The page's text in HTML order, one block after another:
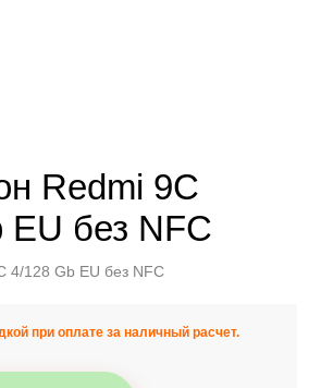
Redmi 9C
EU без NFC
4/128 Gb EU без NFC
при оплате за наличный расчет.